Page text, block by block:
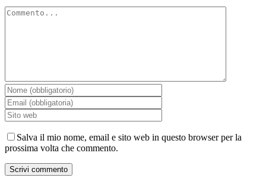
Commento
Salva il mio nome, email e sito web in questo browser per la
prossima volta che commento.